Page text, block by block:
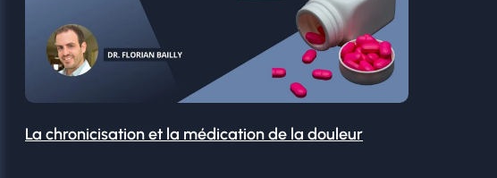
La chronicisation et la médication de la douleur